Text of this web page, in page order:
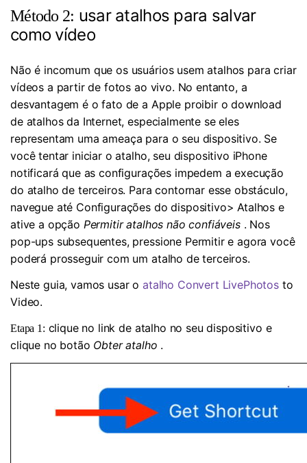
Método 2: usar atalhos para salvar
como vídeo
Não é incomum que os usuários usem atalhos para criar
vídeos a partir de fotos ao vivo. No entanto, a
desvantagem é o fato de a Apple proibir o download
de atalhos da Internet, especialmente se eles
representam uma ameaça para o seu dispositivo. Se
você tentar iniciar o atalho, seu dispositivo iPhone
notificará que as configurações impedem a execução
do atalho de terceiros. Para contornar esse obstáculo,
navegue até Configurações do dispositivo> Atalhos e
ative a opção Permitir atalhos não confiáveis. Nos
pop-ups subsequentes, pressione Permitir e agora você
poderá prosseguir com um atalho de terceiros.
Neste guia, vamos usar o atalho Convert LivePhotos to
Video.
Etapa 1: clique no link de atalho no seu dispositivo e
clique no botão Obter atalho .